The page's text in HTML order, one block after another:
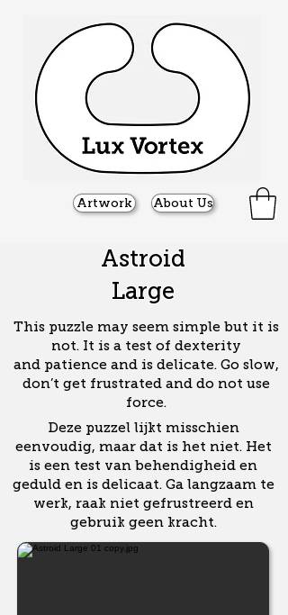
Artwork About Us
Astroid
Large
This puzzle may seem simple but it is
not. It is a test of dexterity
and patience and is delicate. Go slow,
don’t get frustrated and do not use
force.
Deze puzzel lijkt misschien
eenvoudig, maar dat is het niet. Het
is een test van behendigheid en
geduld en is delicaat. Ga langzaam te
werk, raak niet gefrustreerd en
gebruik geen kracht.